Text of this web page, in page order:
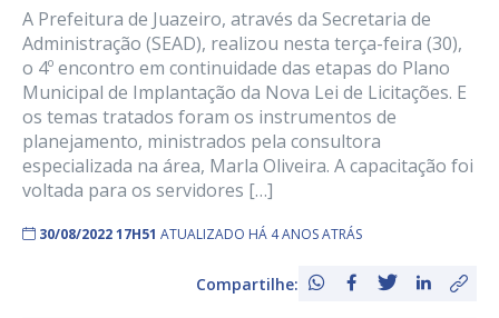
A Prefeitura de Juazeiro, através da Secretaria de
Administração (SEAD), realizou nesta terça-feira (30),
o 4º encontro em continuidade das etapas do Plano
Municipal de Implantação da Nova Lei de Licitações. E
os temas tratados foram os instrumentos de
planejamento, ministrados pela consultora
especializada na área, Marla Oliveira. A capacitação foi
voltada para os servidores […]
30/08/2022 17H51 ATUALIZADO HÁ 4 ANOS ATRÁS
Compartilhe: